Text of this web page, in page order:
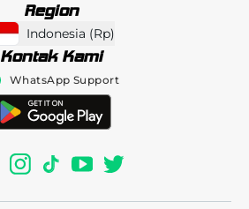
Region
Indonesia (Rp)
Kontak Kami
WhatsApp Support